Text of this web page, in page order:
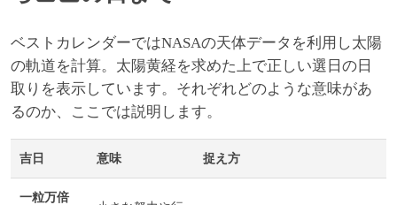
ベストカレンダーではNASAの天体データを利用し太陽
の軌道を計算。太陽黄経を求めた上で正しい選日の日
取りを表示しています。それぞれどのような意味があ
るのか、ここでは説明します。
吉日 意味 捉え方
一粒万倍